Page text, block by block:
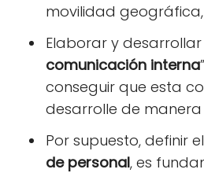
movilidad
Elaborar y desarrollar
comunicación interna
conseguir que esta
desarrolle de
Por supuesto, definir el
de personal, es